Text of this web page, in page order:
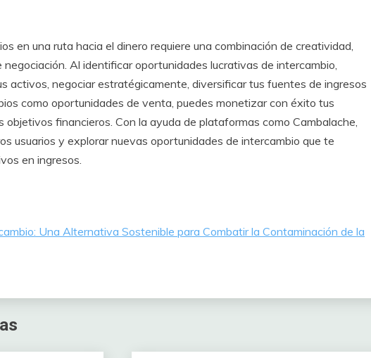
en una ruta hacia el dinero requiere una combinación de creatividad,
Al identificar oportunidades lucrativas de intercambio,
activos, negociar estratégicamente, diversificar tus fuentes de ingresos
como oportunidades de venta, puedes monetizar con éxito tus
objetivos financieros. Con la ayuda de plataformas como Cambalache,
usuarios y explorar nuevas oportunidades de intercambio que te
en ingresos.
Una Alternativa Sostenible para Combatir la Contaminación de la